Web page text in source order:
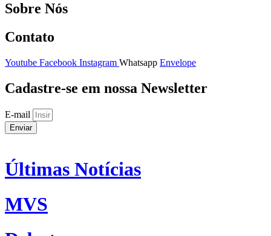
Sobre Nós
Contato
Youtube Facebook Instagram Whatsapp Envelope
Cadastre-se em nossa Newsletter
E-mail
Enviar
Últimas Notícias
MVS